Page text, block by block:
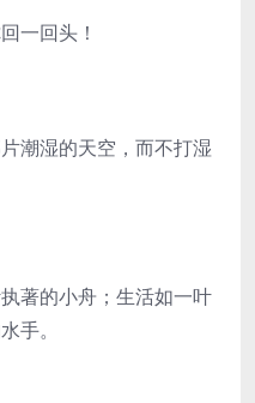
一回头！
潮湿的天空，而不打湿
著的小舟；生活如一叶
手。